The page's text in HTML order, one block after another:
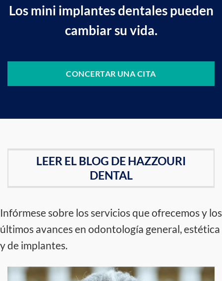
Los mini implantes dentales pueden
cambiar su vida.
CONCERTAR UNA CITA
LEER EL BLOG DE HAZZOURI
DENTAL
Infórmese sobre los servicios que ofrecemos y los
últimos avances en odontología general, estética
y de implantes.